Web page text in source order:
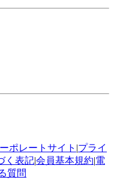
ポレートサイト |プライ
く表記|会員基本規約|電
質問